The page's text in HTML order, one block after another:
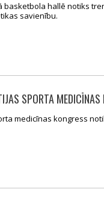
basketbola hallē notiks
savienību.
SPORTA MEDICĪNAS
medicīnas kongress